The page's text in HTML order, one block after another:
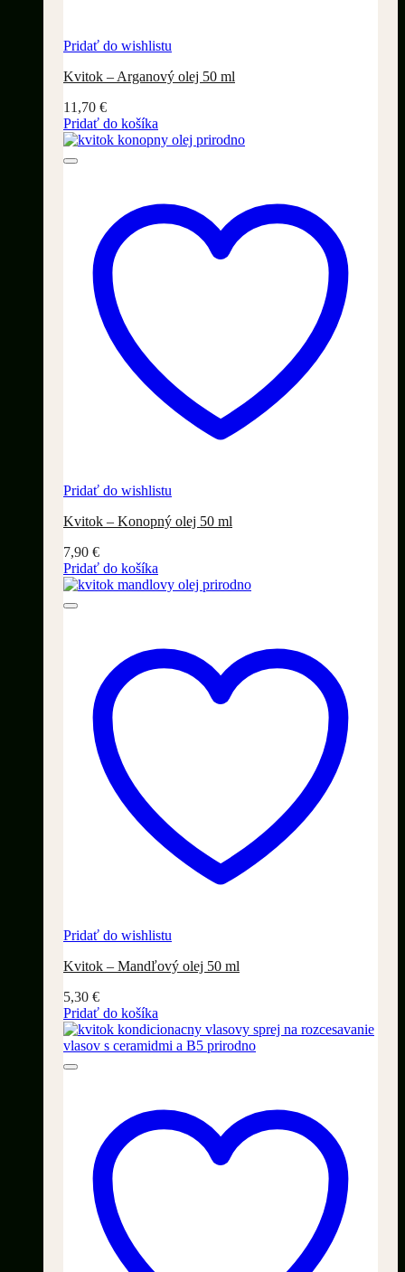
Pridať do wishlistu
Kvitok – Arganový olej 50 ml
11,70 €
Pridať do košíka
Pridať do wishlistu
Kvitok – Konopný olej 50 ml
7,90 €
Pridať do košíka
Pridať do wishlistu
Kvitok – Mandľový olej 50 ml
5,30 €
Pridať do košíka